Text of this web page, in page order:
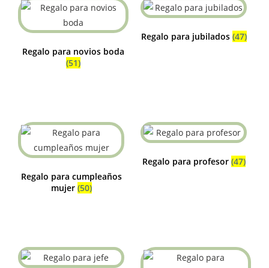
Regalo para novios boda
(51)
Regalo para jubilados (47)
Regalo para cumpleaños
mujer (50)
Regalo para profesor (47)